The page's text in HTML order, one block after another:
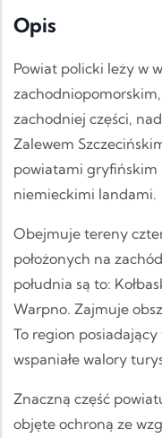
Opis
Powiat policki leży w
zachodniej części,
Zalewem
powiatami gryfińskim
niemieckimi landami.
Obejmuje tereny
położonych na
południa są to:
Warpno. Zajmuje
To region
wspaniałe walory
Znaczną część
objęte ochroną ze